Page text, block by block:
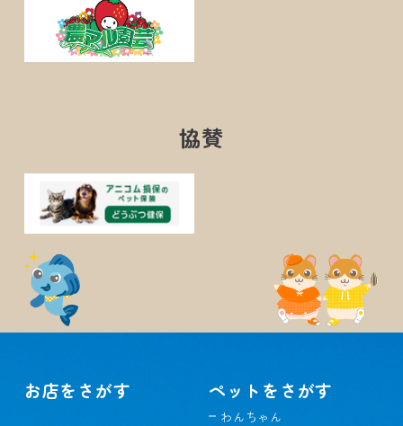
協賛
お店をさがす ペットをさがす
わんちゃん